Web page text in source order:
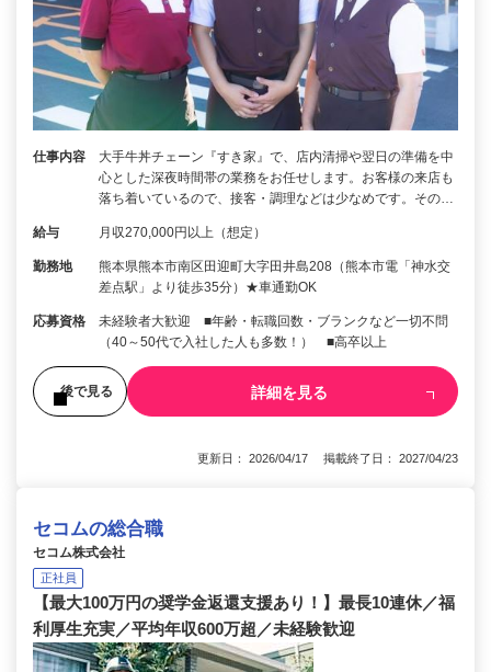
仕事内容
大手牛丼チェーン『すき家』で、店内清掃や翌日の準備を中
心とした深夜時間帯の業務をお任せします。お客様の来店も
落ち着いているので、接客・調理などは少なめです。その…
給与 月収270,000円以上（想定）
勤務地
熊本県熊本市南区田迎町大字田井島208（熊本市電「神水交
差点駅」より徒歩35分）★車通勤OK
応募資格
未経験者大歓迎 ■年齢・転職回数・ブランクなど一切不問
（40～50代で入社した人も多数！） ■高卒以上
後で見る 詳細を見る
更新日： 2026/04/17 掲載終了日： 2027/04/23
セコムの総合職
セコム株式会社
正社員
【最大100万円の奨学金返還支援あり！】最長10連休／福
利厚生充実／平均年収600万超／未経験歓迎